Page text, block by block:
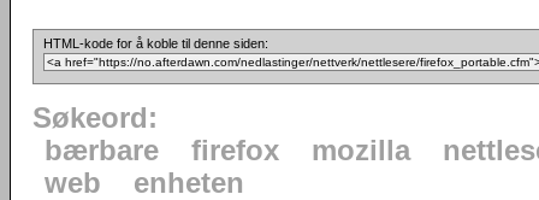
HTML-kode for å koble til denne siden:
Søkeord:
bærbare
firefox mozilla
web
enheten